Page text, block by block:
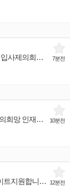
7분전
충북 청주시 흥덕구 에서 명품 일자리를 찾고있는 입사제의희망 인재입니다.
10분전
서울 송파구 에서 의류 일자리를 찾고있는 입사제의희망 인재입니다.
12분전
꾸준한 노력으로 열심히 일하겠습니다~!!(아르바이트지원합니다)